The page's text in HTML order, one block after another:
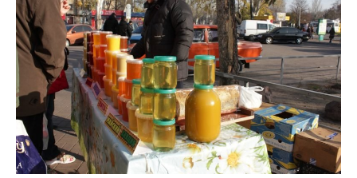
Пчеловод проводит дегустацию